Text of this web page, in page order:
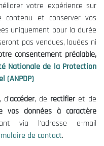
votre expérience sur
contenu et conserver vos
uniquement pour la durée
pas vendues, louées ni
consentement préalable,
Nationale de la Protection
(ANPDP)
d'accéder, de rectifieret de
vos données à caractère
via l'adresse e-mail
de contact.